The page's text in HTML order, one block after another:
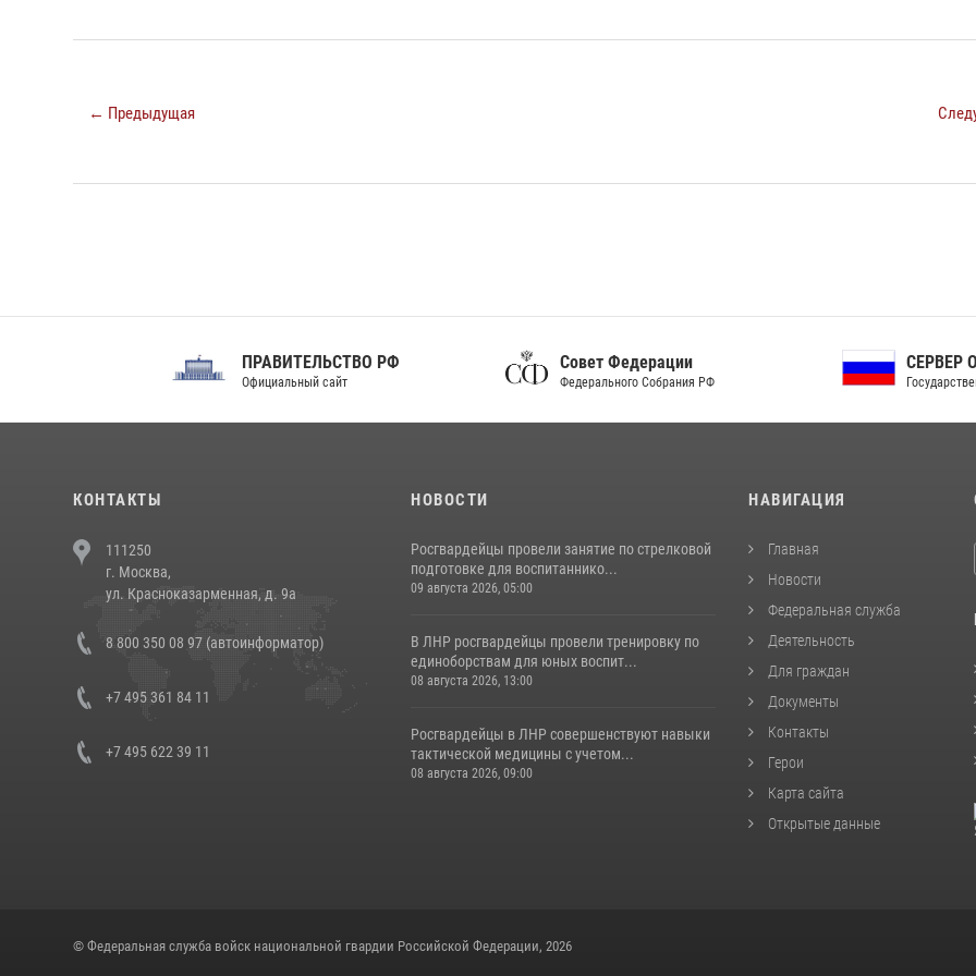
← Предыдущая
ПРАВИТЕЛЬСТВО РФ
Официальный сайт
Совет Федерации
Федерального Собрания РФ
СЕРВЕР ОРГАНОВ
Государственной власти РФ
КОНТАКТЫ
111250
г. Москва,
ул. Красноказарменная, д. 9а
8 800 350 08 97 (автоинформатор)
+7 495 361 84 11
+7 495 622 39 11
НОВОСТИ
Росгвардейцы провели занятие по стрелковой
подготовке для воспитаннико...
09 августа 2026, 05:00
В ЛНР росгвардейцы провели тренировку по
единоборствам для юных воспит...
08 августа 2026, 13:00
Росгвардейцы в ЛНР совершенствуют навыки
тактической медицины с учетом...
08 августа 2026, 09:00
НАВИГАЦИЯ
Главная
Новости
Федеральная служба
Деятельность
Для граждан
Документы
Контакты
Герои
Карта сайта
Открытые данные
© Федеральная служба войск национальной гвардии Российской Федерации, 2026